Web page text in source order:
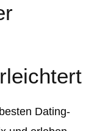
Dating-